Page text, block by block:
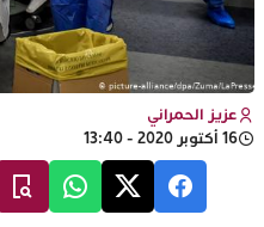
عزيز الحمراني
16 أكتوبر 2020 - 13:40